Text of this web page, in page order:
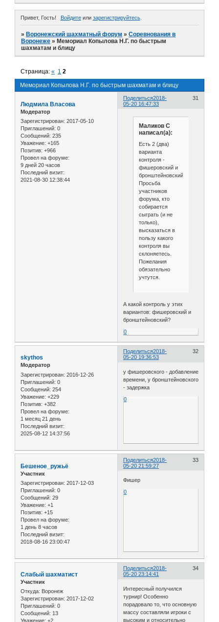
Привет, Гость! Войдитеили зарегистрируйтесь.
»Воронежский шахматный форум »Соревнования в
Воронеже »Мемориал Копылова Н.Г. по быстрым
шахматам и блицу
Мемориал Копылова Н.Г. по быстрым шахматам и блицу
Страница:« 1 2
Поделиться 31
2018-
05-20 16:47:33
Людмила Власова
Модератор
Зарегистрирован: 2017-05-10
Приглашений: 0
Сообщений: 235
Уважение: +165
Позитив: +966
Провел на форуме:
9 дней 20 часов
Последний визит:
2021-08-30 12:38:44
Маликов С
написал(а):
Есть 2 (два)
варианта
контроля -
фишеровский и
бронштейновский.
Просьба
участников
форума, кто
собирается
сыграть (и не
только),
высказаться в
пользу какого
контроля вы
склоняетесь.
Пожелания
обязательно
учтутся.
А какой контроль у этих
вариантов: фишеровский и
бронштейновский?
0
Поделиться 32
2018-
05-20 19:36:53
skythos
Модератор
Зарегистрирован: 2016-12-26
Приглашений: 0
Сообщений: 254
Уважение: +229
Позитив: +382
Провел на форуме:
1 месяц 21 день
Последний визит:
2025-08-12 14:37:56
у фишеровского - добавление
времени, у бронштейновского
- задержка
0
Поделиться 33
2018-
05-20 21:59:27
Бешеное_ружьё
Участник
Зарегистрирован: 2017-12-03
Приглашений: 0
Сообщений: 29
Уважение: +1
Позитив: +15
Провел на форуме:
1 день 8 часов
Последний визит:
2018-08-16 23:00:47
Фишер
0
Поделиться 34
2018-
05-20 23:14:41
Слабый шахматист
Участник
Откуда: Воронеж
Зарегистрирован: 2017-12-02
Приглашений: 0
Сообщений: 13
Уважение: +2
Интересный получился
турнир! Особенно
порадовало то, что основную
массу составляли игроки с
высоким и относительно